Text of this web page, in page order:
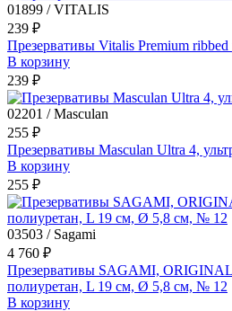
01899 / VITALIS
239 ₽
Презервативы Vitalis Premium
В корзину
239 ₽
02201 / Masculan
255 ₽
Презервативы Masculan Ultra 4,
В корзину
255 ₽
03503 / Sagami
4 760 ₽
Презервативы SAGAMI,
полиуретан, L 19 см, Ø 5,8 см, № 12
В корзину